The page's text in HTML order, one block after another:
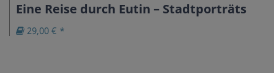
Eine Reise durch Eutin – Stadtporträts
29,00 € *